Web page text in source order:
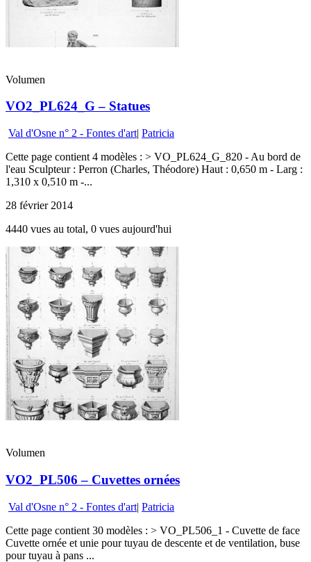
Volumen
VO2_PL624_G – Statues
Val d'Osne n° 2 - Fontes d'art| Patricia
Cette page contient 4 modèles : > VO_PL624_G_820 - Au bord de
l'eau Sculpteur : Perron (Charles, Théodore) Haut : 0,650 m - Larg :
1,310 x 0,510 m -...
28 février 2014
4440 vues au total, 0 vues aujourd'hui
Volumen
VO2_PL506 – Cuvettes ornées
Val d'Osne n° 2 - Fontes d'art| Patricia
Cette page contient 30 modèles : > VO_PL506_1 - Cuvette de face
Cuvette ornée et unie pour tuyau de descente et de ventilation, buse
pour tuyau à pans ...